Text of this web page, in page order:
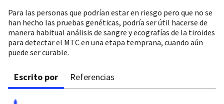
Para las personas que podrían estar en riesgo pero que no se
han hecho las pruebas genéticas, podría ser útil hacerse de
manera habitual análisis de sangre y ecografías de la tiroides
para detectar el MTC en una etapa temprana, cuando aún
puede ser curable.
Escrito por Referencias